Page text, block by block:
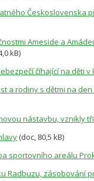
Československa
Ameside a
kB)
číhající na děti
a rodiny s dětmi na
nástavbu, vznikly
(doc, 80,5 kB)
sportovního areálu
Radbuzu, zásobování